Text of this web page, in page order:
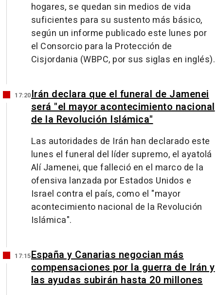
hogares, se quedan sin medios de vida
suficientes para su sustento más básico,
según un informe publicado este lunes por
el Consorcio para la Protección de
Cisjordania (WBPC, por sus siglas en inglés).
17:20Irán declara que el funeral de Jamenei
será "el mayor acontecimiento nacional
de la Revolución Islámica"
Las autoridades de Irán han declarado este
lunes el funeral del líder supremo, el ayatolá
Alí Jamenei, que falleció en el marco de la
ofensiva lanzada por Estados Unidos e
Israel contra el país, como el "mayor
acontecimiento nacional de la Revolución
Islámica".
17:15España y Canarias negocian más
compensaciones por la guerra de Irán y
las ayudas subirán hasta 20 millones